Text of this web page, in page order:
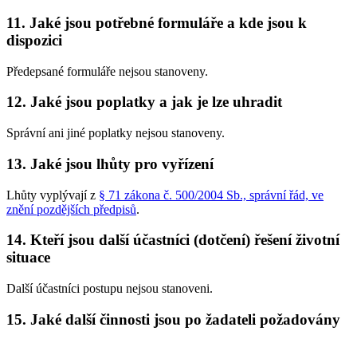
11. Jaké jsou potřebné formuláře a kde jsou k
dispozici
Předepsané formuláře nejsou stanoveny.
12. Jaké jsou poplatky a jak je lze uhradit
Správní ani jiné poplatky nejsou stanoveny.
13. Jaké jsou lhůty pro vyřízení
Lhůty vyplývají z § 71 zákona č. 500/2004 Sb., správní řád, ve
znění pozdějších předpisů.
14. Kteří jsou další účastníci (dotčení) řešení životní
situace
Další účastníci postupu nejsou stanoveni.
15. Jaké další činnosti jsou po žadateli požadovány